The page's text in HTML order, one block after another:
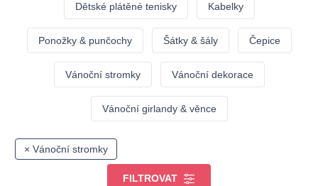
Dětské plátěné tenisky Kabelky
Ponožky & punčochy Šátky & šály Čepice
Vánoční stromky Vánoční dekorace
Vánoční girlandy & věnce
× Vánoční stromky
FILTROVAT